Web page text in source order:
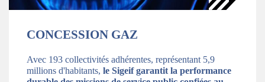
CONCESSION GAZ
Avec 193 collectivités adhérentes, représentant 5,9
millions d'habitants, le Sigeif garantit la performance